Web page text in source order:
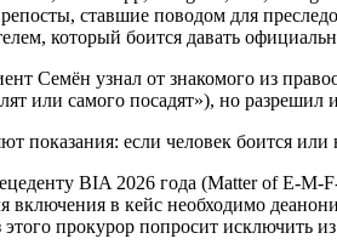
ставшие поводом для
который боится давать
Семён узнал от знакомого из
или самого посадят»), но
показания: если человек боится
BIA 2026 года (Matter of E-M-
включения в кейс необходимо
прокурор попросит исключить из